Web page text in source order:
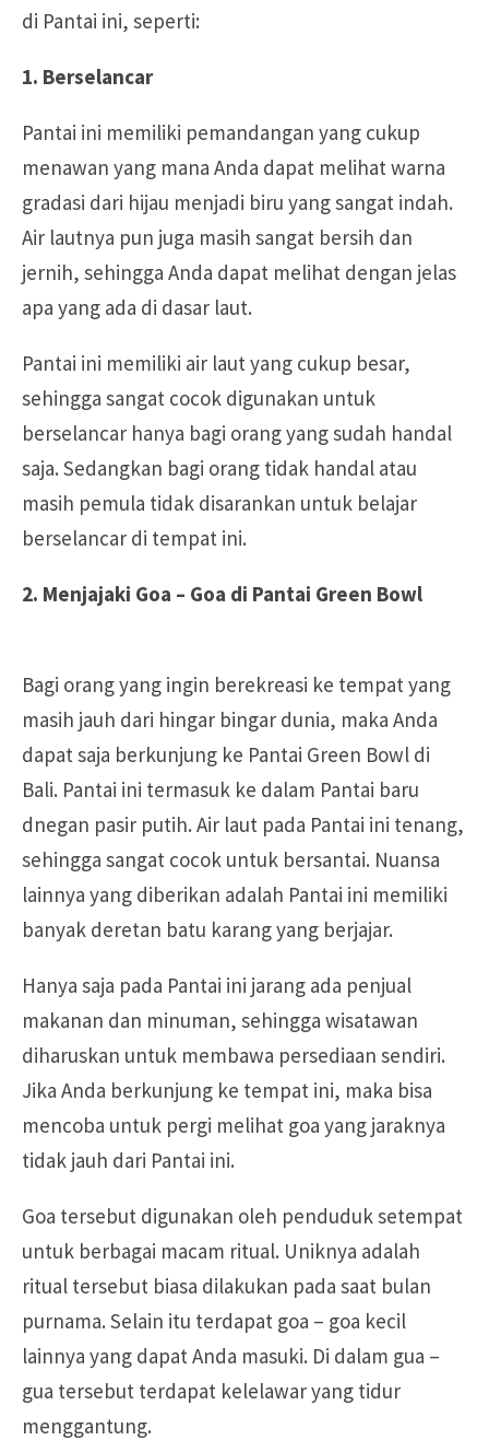
di Pantai ini, seperti:
1. Berselancar
Pantai ini memiliki pemandangan yang cukup
menawan yang mana Anda dapat melihat warna
gradasi dari hijau menjadi biru yang sangat indah.
Air lautnya pun juga masih sangat bersih dan
jernih, sehingga Anda dapat melihat dengan jelas
apa yang ada di dasar laut.
Pantai ini memiliki air laut yang cukup besar,
sehingga sangat cocok digunakan untuk
berselancar hanya bagi orang yang sudah handal
saja. Sedangkan bagi orang tidak handal atau
masih pemula tidak disarankan untuk belajar
berselancar di tempat ini.
2. Menjajaki Goa – Goa di Pantai Green Bowl
Bagi orang yang ingin berekreasi ke tempat yang
masih jauh dari hingar bingar dunia, maka Anda
dapat saja berkunjung ke Pantai Green Bowl di
Bali. Pantai ini termasuk ke dalam Pantai baru
dnegan pasir putih. Air laut pada Pantai ini tenang,
sehingga sangat cocok untuk bersantai. Nuansa
lainnya yang diberikan adalah Pantai ini memiliki
banyak deretan batu karang yang berjajar.
Hanya saja pada Pantai ini jarang ada penjual
makanan dan minuman, sehingga wisatawan
diharuskan untuk membawa persediaan sendiri.
Jika Anda berkunjung ke tempat ini, maka bisa
mencoba untuk pergi melihat goa yang jaraknya
tidak jauh dari Pantai ini.
Goa tersebut digunakan oleh penduduk setempat
untuk berbagai macam ritual. Uniknya adalah
ritual tersebut biasa dilakukan pada saat bulan
purnama. Selain itu terdapat goa – goa kecil
lainnya yang dapat Anda masuki. Di dalam gua –
gua tersebut terdapat kelelawar yang tidur
menggantung.